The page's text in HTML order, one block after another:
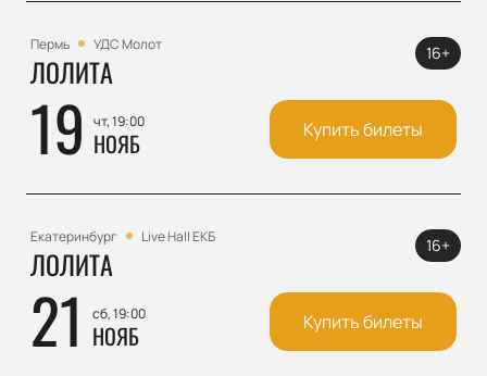
Пермь УДС Молот
ЛОЛИТА
19 чт, 19:00
НОЯБ
16+
Купить билеты
Екатеринбург Live Hall ЕКБ
ЛОЛИТА
21 сб, 19:00
НОЯБ
16+
Купить билеты